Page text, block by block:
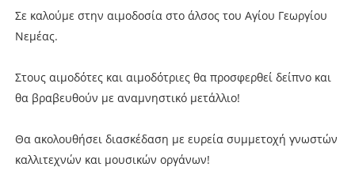
Σε καλούμε στην αιμοδοσία στο άλσος του Αγίου Γεωργίου
Νεμέας.
Στους αιμοδότες και αιμοδότριες θα προσφερθεί δείπνο και
θα βραβευθούν με αναμνηστικό μετάλλιο!
Θα ακολουθήσει διασκέδαση με ευρεία συμμετοχή γνωστών
καλλιτεχνών και μουσικών οργάνων!